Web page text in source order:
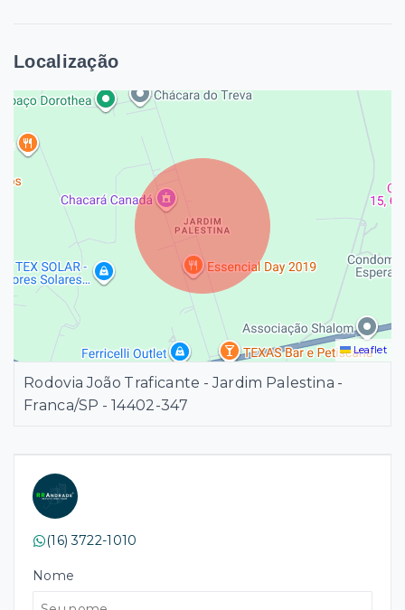
(16) 3722-1010
Nome
Localização
Leaflet
Rodovia João Traficante - Jardim Palestina -
Franca/SP - 14402-347